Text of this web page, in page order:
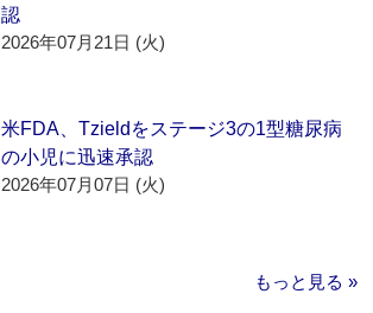
認
2026年07月21日 (火)
米FDA、Tzieldをステージ3の1型糖尿病
の小児に迅速承認
2026年07月07日 (火)
もっと見る »